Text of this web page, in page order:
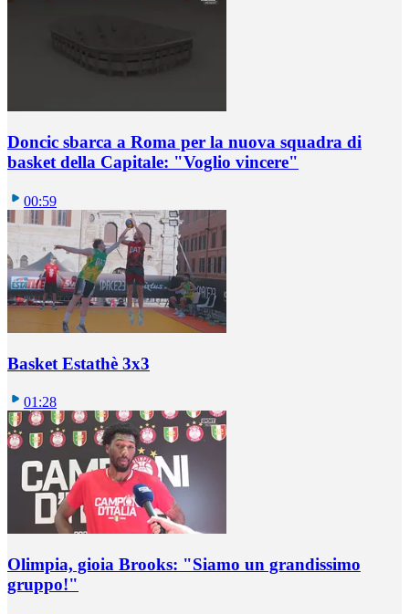
Doncic sbarca a Roma per la nuova squadra di
basket della Capitale: "Voglio vincere"
00:59
Basket Estathè 3x3
01:28
Olimpia, gioia Brooks: "Siamo un grandissimo
gruppo!"